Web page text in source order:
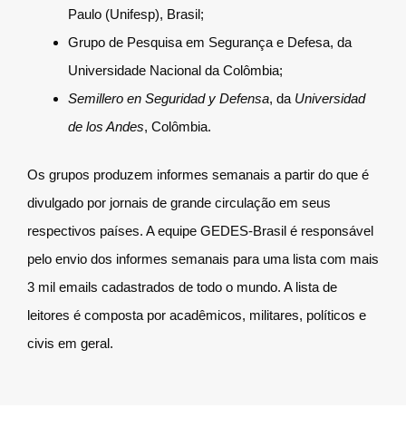
Paulo (Unifesp), Brasil;
Grupo de Pesquisa em Segurança e Defesa, da
Universidade Nacional da Colômbia;
Semillero en Seguridad y Defensa, da Universidad
de los Andes, Colômbia.
Os grupos produzem informes semanais a partir do que é
divulgado por jornais de grande circulação em seus
respectivos países. A equipe GEDES-Brasil é responsável
pelo envio dos informes semanais para uma lista com mais
3 mil emails cadastrados de todo o mundo. A lista de
leitores é composta por acadêmicos, militares, políticos e
civis em geral.